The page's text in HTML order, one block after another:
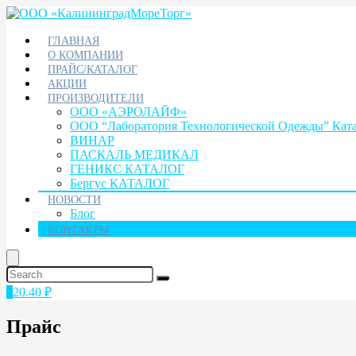
ГЛАВНАЯ
О КОМПАНИИ
ПРАЙС/КАТАЛОГ
АКЦИИ
ПРОИЗВОДИТЕЛИ
ООО «АЭРОЛАЙФ»
ООО “Лаборатория Технологической Одежды”
ВИНАР
ПАСКАЛЬ МЕДИКАЛ
ГЕНИКС КАТАЛОГ
Бергус КАТАЛОГ
НОВОСТИ
Блог
КОНТАКТЫ
20.40 ₽
Прайс